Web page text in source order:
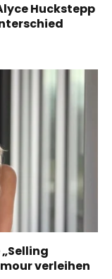
Huckstepp
verleihen